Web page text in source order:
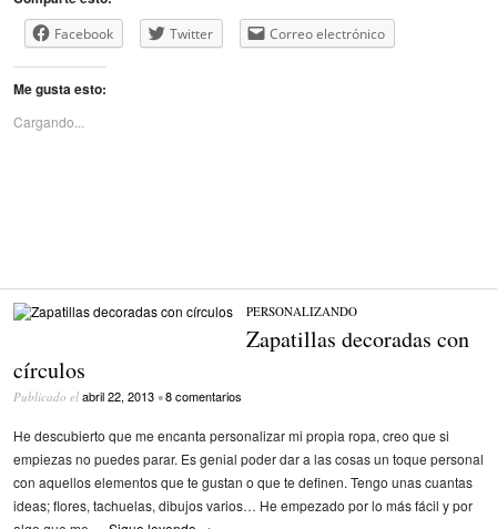
Facebook Twitter Correo electrónico
Me gusta esto:
Cargando...
PERSONALIZANDO
Zapatillas decoradas con
círculos
Publicado el abril 22, 2013 •8 comentarios
He descubierto que me encanta personalizar mi propia ropa, creo que si
empiezas no puedes parar. Es genial poder dar a las cosas un toque personal
con aquellos elementos que te gustan o que te definen. Tengo unas cuantas
ideas; flores, tachuelas, dibujos varios… He empezado por lo más fácil y por